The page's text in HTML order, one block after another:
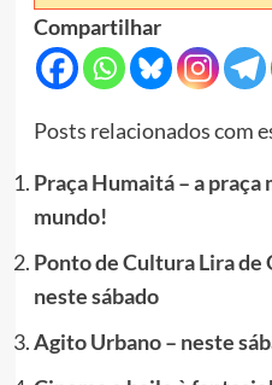
Compartilhar
Posts relacionados com
Praça Humaitá – a praça
mundo!
Ponto de Cultura Lira de
neste sábado
Agito Urbano – neste